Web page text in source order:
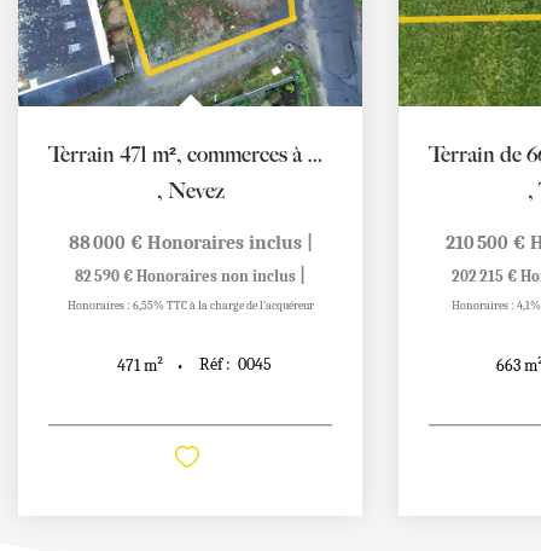
Terrain 471 m², commerces à pied
, Nevez
88 000 € Honoraires inclus
82 590 € Honoraires non inclus
Honoraires : 6,55% TTC à la charge de l'acquéreur
471m² Réf : 0045
,
210 500 €
202 215 €
Honoraires :
663